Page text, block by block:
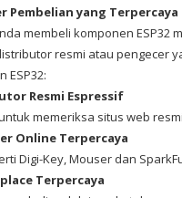
Pembelian yang Terpercaya
membeli komponen
resmi atau pengecer
ESP32:
Resmi Espressif
memeriksa situs web
Online Terpercaya
Digi-Key, Mouser dan
Terpercaya